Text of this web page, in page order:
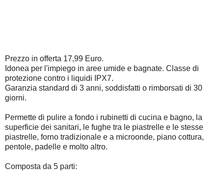
Prezzo in offerta 17,99 Euro.
Idonea per l'impiego in aree umide e bagnate. Classe di
protezione contro i liquidi IPX7.
Garanzia standard di 3 anni, soddisfatti o rimborsati di 30
giorni.
Permette di pulire a fondo i rubinetti di cucina e bagno, la
superficie dei sanitari, le fughe tra le piastrelle e le stesse
piastrelle, forno tradizionale e a microonde, piano cottura,
pentole, padelle e molto altro.
Composta da 5 parti: